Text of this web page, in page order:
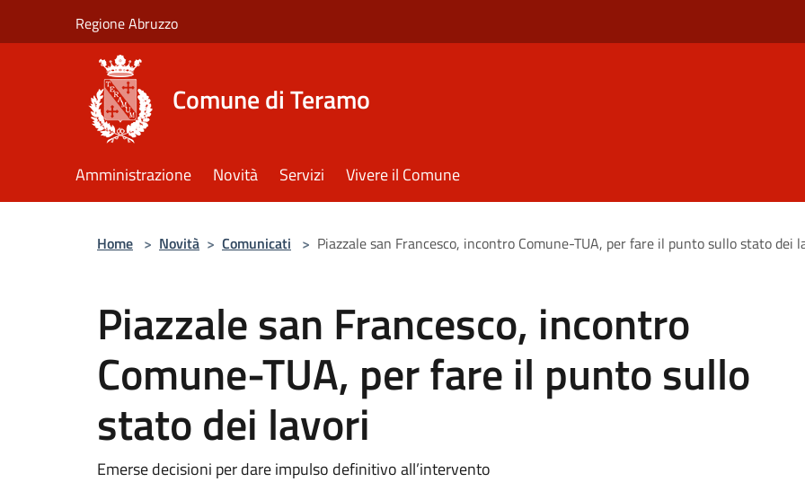
Regione Abruzzo
Comune di Teramo
Amministrazione Novità Servizi Vivere il Comune
Home > Novità > Comunicati > Piazzale san Francesco, incontro Comune-TUA, per fare il punto sullo stato dei
Piazzale san Francesco, incontro
Comune-TUA, per fare il punto sullo
stato dei lavori
Emerse decisioni per dare impulso definitivo all’intervento